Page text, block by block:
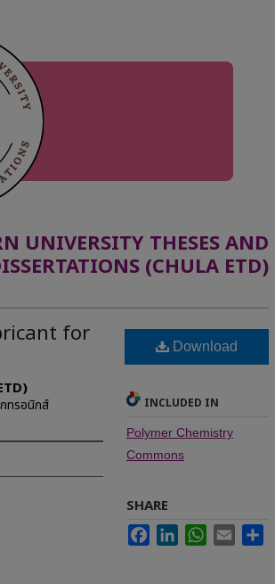
UNIVERSITY THESES AND
(CHULA ETD)
for
ทรอนิกส์
Download
INCLUDED IN
Polymer Chemistry
Commons
SHARE
FacebookLinkedInWhatsApp
Email